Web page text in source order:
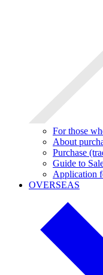
For those
About
Purchase
Guide to
Application
OVERSEAS